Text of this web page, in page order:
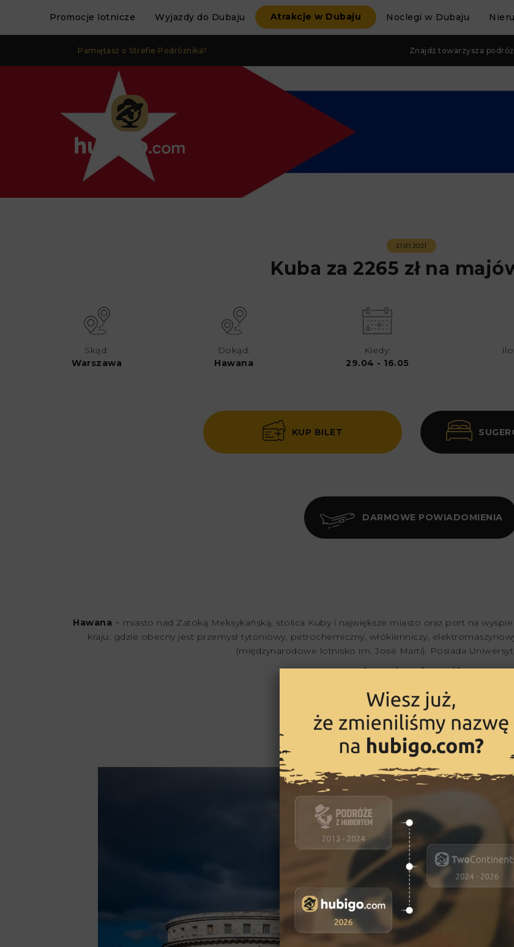
Promocje lotnicze Wyjazdy do Dubaju Atrakcje w Dubaju Noclegi w Dubaju
Pamiętasz o Strefie Podróżnika? Znajdź towarzysza
21.01.2021
Kuba za 2265 zł na
Skąd:
Warszawa
Dokąd:
Hawana
Kiedy:
29.04 - 16.05
KUP BILET
DARMOWE POWIADOMIENIA
Hawana − miasto nad Zatoką Meksykańską, stolica Kuby i największe miasto oraz port na
kraju, gdzie obecny jest przemysł tytoniowy, petrochemiczny, włókienniczy,
(międzynarodowe lotnisko im. José Martí). Posiada
Co warto zobaczyć?
Old Havana
Fusterlandia
Plaza Vieja
El Morro
El Capitolio